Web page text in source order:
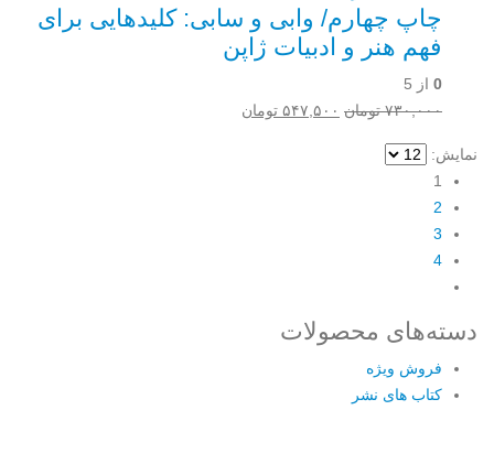
چاپ چهارم/ وابی و سابی: کلیدهایی برای
فهم هنر و ادبیات ژاپن
0 از 5
۷۳۰,۰۰۰ تومان قیمت
۵۴۷,۵۰۰ تومان
نمایش:
1
2
3
4
دسته‌های محصولات
فروش ویژه
کتاب های نشر